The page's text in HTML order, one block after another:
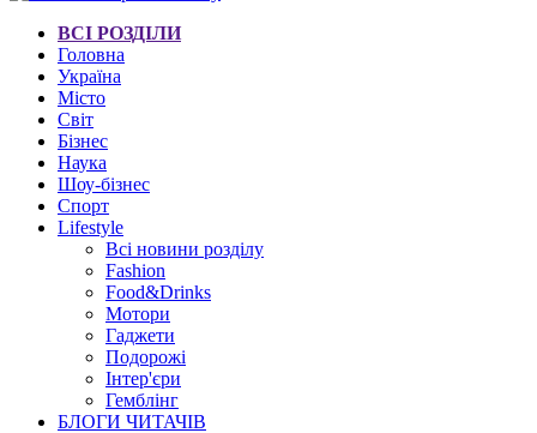
ВСІ РОЗДІЛИ
Головна
Україна
Місто
Світ
Бізнес
Наука
Шоу-бізнес
Спорт
Lifestyle
Всі новини розділу
Fashion
Food&Drinks
Мотори
Гаджети
Подорожі
Інтер'єри
Гемблінг
БЛОГИ ЧИТАЧІВ